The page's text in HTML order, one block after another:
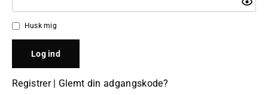
Husk mig
Registrer| Glemt din adgangskode?